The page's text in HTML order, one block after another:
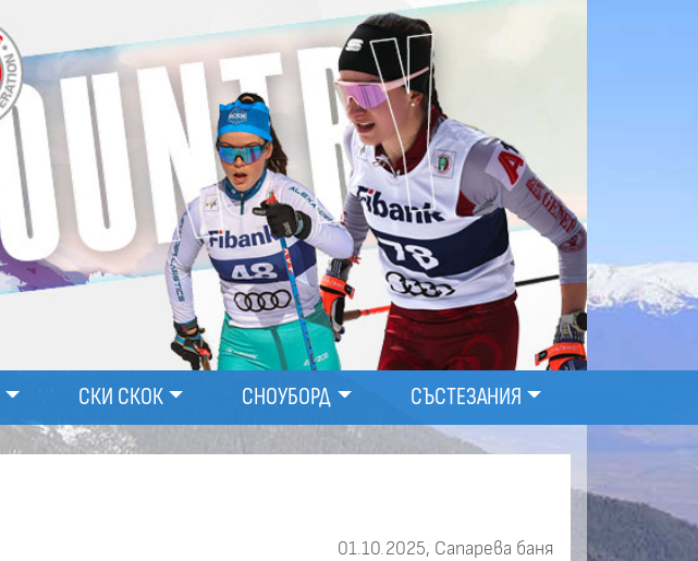
СКИ СКОК СНОУБОРД СЪСТЕЗАНИЯ
01.10.2025, Сапарева баня